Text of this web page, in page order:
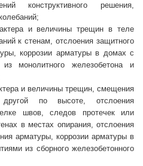
конструктивного решения,
и величины трещин в теле
к стенам, отслоения защитного
коррозии арматуры в домах с
монолитного железобетона и
и величины трещин, смещения
по высоте, отслоения
швов, следов протечек или
в местах опирания, отслоения
арматуры, коррозии арматуры в
из сборного железобетонного